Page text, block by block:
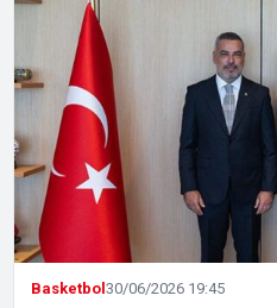
Basketbol30/06/2026 19:45